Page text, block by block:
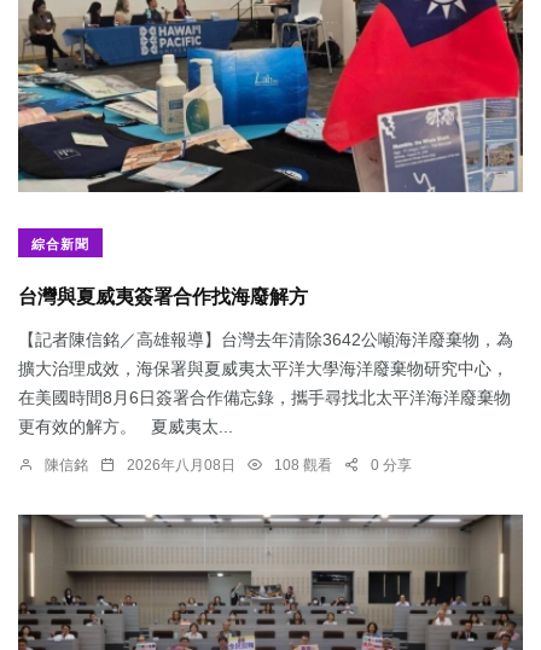
綜合新聞
台灣與夏威夷簽署合作找海廢解方
【記者陳信銘／高雄報導】台灣去年清除3642公噸海洋廢棄物，為
擴大治理成效，海保署與夏威夷太平洋大學海洋廢棄物研究中心，
在美國時間8月6日簽署合作備忘錄，攜手尋找北太平洋海洋廢棄物
更有效的解方。 夏威夷太...
陳信銘 2026年八月08日 108 觀看 0 分享